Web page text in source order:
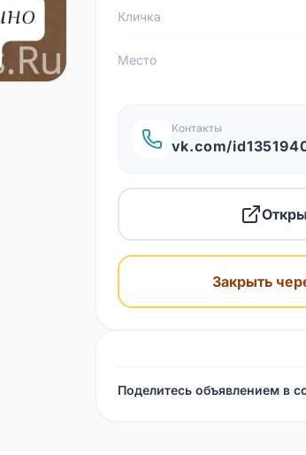
Кличка
Место
Контакты
vk.com/
Закрыть
Поделитесь объявлением в